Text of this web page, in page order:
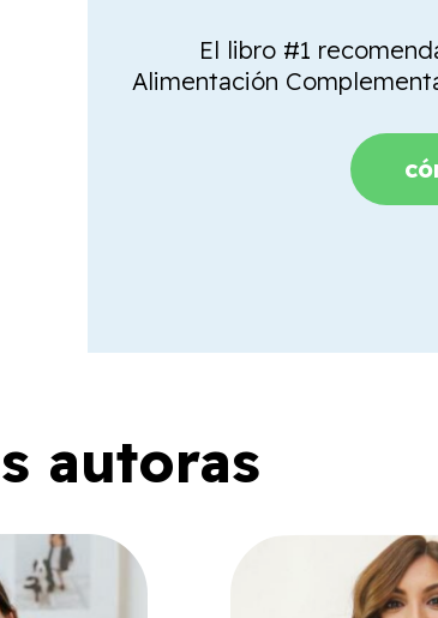
El libro #1
Alimentación
autoras